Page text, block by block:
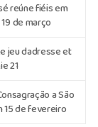
reúne fiéis em
de março
jeu dadresse et
21
a São
15 de fevereiro